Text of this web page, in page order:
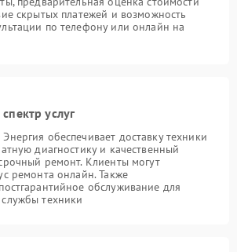
скрытых платежей и возможность
по телефону или онлайн на
услуг
обеспечивает доставку техники
диагностику и качественный
ремонт. Клиенты могут
ремонта онлайн. Также
обслуживание для
техники